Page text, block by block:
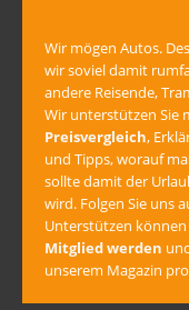
Wir mögen Autos.
wir soviel damit
andere Reisende,
Wir unterstützen Sie
Preisvergleich,
und Tipps, worauf
sollte damit der
wird. Folgen Sie uns
Unterstützen können
Mitglied werden
unserem Magazin